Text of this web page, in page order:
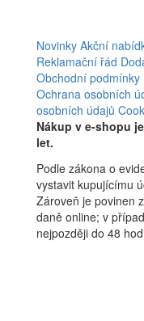
Novinky Akční
Reklamační řád
Obchodní podmínky
Ochrana osobních
osobních údajů
Nákup v e-shopu
let.
Podle zákona o
vystavit kupujícímu
Zároveň je povinen
daně online; v
nejpozději do 48